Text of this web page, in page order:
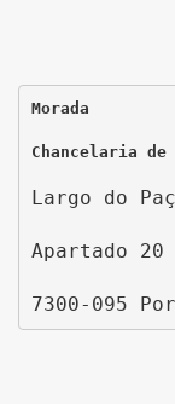
Morada
Chancelaria
Largo do
Apartado 20
7300-095